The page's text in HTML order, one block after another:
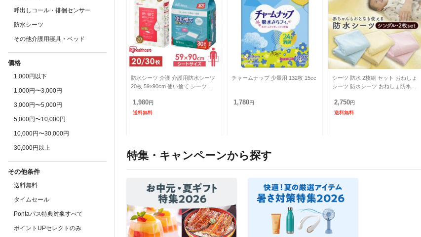
呼出しコール・徘徊センサー
防水シーツ
その他介護用寝具・ベッド
価格
1,000円以下
1,000円〜3,000円
3,000円〜5,000円
5,000円〜10,000円
10,000円〜30,000円
30,000円以上
その他条件
送料無料
タイムセール
Pontaパス特典対象すべて
ポイントUPセレクトのみ
防水シーツ 介護 介護用防水シーツ
20枚 59×90cm 使い捨て シーツ 防
用 おねしょシ
1,980円
送料無料
チャームナップ 少量用 132枚 15cc
1,780円
シーツ 防水 2枚組 セット おねしょ
シーツ 防水シーツ おねしょ防水シ
ー用品 ベビー ペッ
2,750円
送料無料
特集・キャンペーンから探す